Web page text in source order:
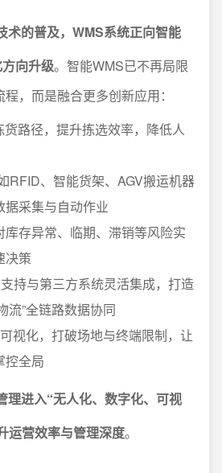
术的普及，WMS系统正向智能
向升级。智能WMS已不再局限
程，而是融合更多创新应用：
路径，提升拣选效率，降低人
RFID、智能货架、AGV搬运机器
据采集与自动作业
存异常、临期、滞销等风险实
决策
持与第三方系统灵活集成，打造
流”全链路数据协同
视化，打破场地与终端限制，让
控全局
理进入“无人化、数字化、可视
运营效率与管理深度。